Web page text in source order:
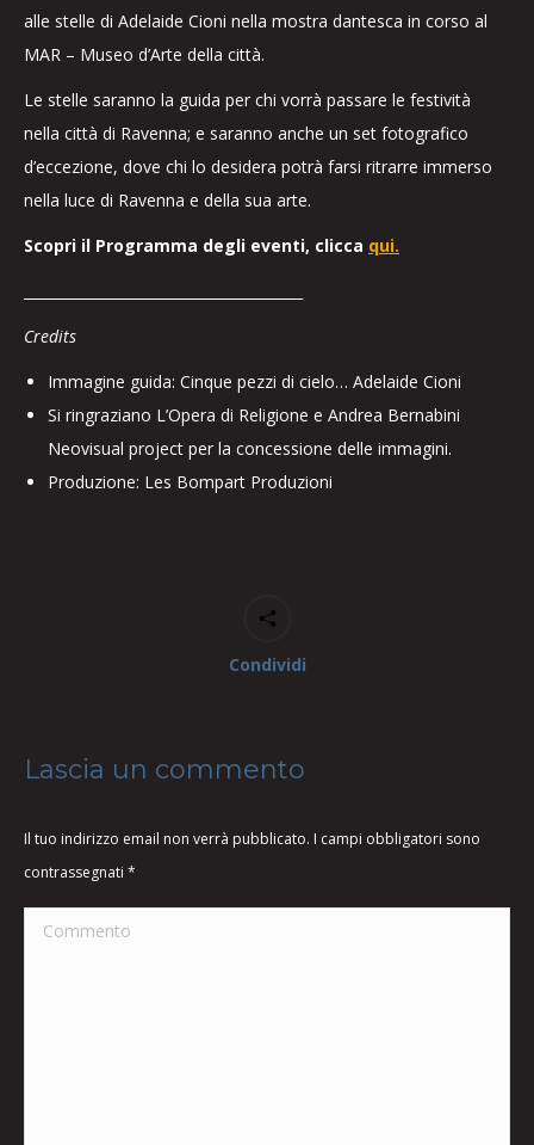
alle stelle di Adelaide Cioni nella mostra dantesca in corso al
MAR – Museo d’Arte della città.
Le stelle saranno la guida per chi vorrà passare le festività
nella città di Ravenna; e saranno anche un set fotografico
d’eccezione, dove chi lo desidera potrà farsi ritrarre immerso
nella luce di Ravenna e della sua arte.
Scopri il Programma degli eventi, clicca qui.
Credits
Immagine guida: Cinque pezzi di cielo… Adelaide Cioni
Si ringraziano L’Opera di Religione e Andrea Bernabini
Neovisual project per la concessione delle immagini.
Produzione: Les Bompart Produzioni
Condividi
Lascia un commento
Il tuo indirizzo email non verrà pubblicato. I campi obbligatori sono
contrassegnati *
Commento